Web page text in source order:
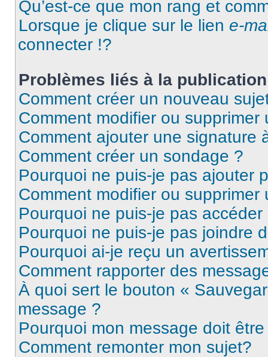
Qu’est-ce que mon rang et
Lorsque je clique sur le lien e-
connecter !?
Problèmes liés à la
Comment créer un nouveau
Comment modifier ou supprimer
Comment ajouter une signature
Comment créer un sondage ?
Pourquoi ne puis-je pas ajouter
Comment modifier ou supprimer
Pourquoi ne puis-je pas
Pourquoi ne puis-je pas joindre
Pourquoi ai-je reçu un
Comment rapporter des
À quoi sert le bouton «
message ?
Pourquoi mon message doit
Comment remonter mon sujet?